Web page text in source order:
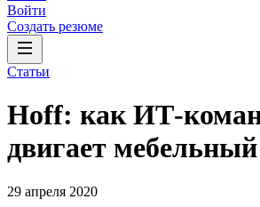
Войти
Создать резюме
Статьи
Hoff: как ИТ-
двигает
29 апреля 2020